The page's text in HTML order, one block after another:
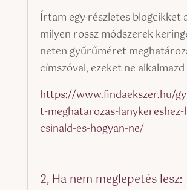
Írtam egy részletes blogcikket
milyen rossz módszerek
neten gyűrűméret
címszóval, ezeket ne
https://www.findaekszer.hu/
t-meghatarozas-
csinald-es-hogyan-ne/
2, Ha nem meglepetés lesz: